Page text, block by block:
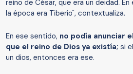
reino de César, que era un deidad.
la época era Tiberio", contextualiza.
En ese sentido, no podía anunciar
que el reino de Dios ya existía; si
un dios, entonces era ese.